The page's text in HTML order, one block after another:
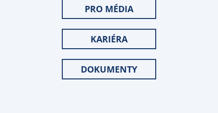
PRO MÉDIA
KARIÉRA
DOKUMENTY